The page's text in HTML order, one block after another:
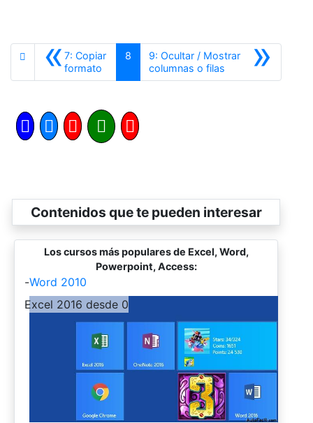
«7: Copiar
formato
8 »
9: Ocultar / Mostrar
columnas o filasSiguiente
Contenidos que te pueden interesar
Los cursos más populares de Excel, Word,
Powerpoint, Access:
-Word 2010
-
Excel 2016 desde 0